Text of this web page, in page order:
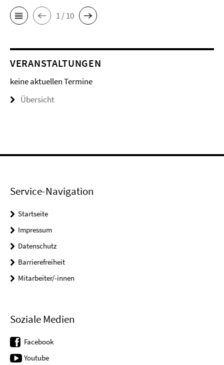
1 / 10
VERANSTALTUNGEN
keine aktuellen Termine
Übersicht
Service-Navigation
Startseite
Impressum
Datenschutz
Barrierefreiheit
Mitarbeiter/-innen
Soziale Medien
Facebook
Youtube